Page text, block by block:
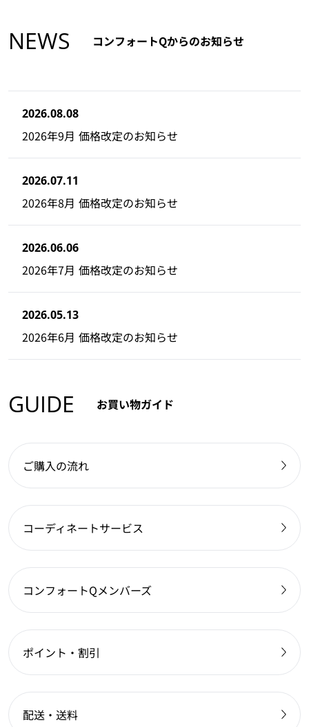
NEWS コンフォートQからのお知らせ
2026.08.08
2026年9月 価格改定のお知らせ
2026.07.11
2026年8月 価格改定のお知らせ
2026.06.06
2026年7月 価格改定のお知らせ
2026.05.13
2026年6月 価格改定のお知らせ
GUIDE お買い物ガイド
ご購入の流れ
コーディネートサービス
コンフォートQメンバーズ
ポイント・割引
配送・送料